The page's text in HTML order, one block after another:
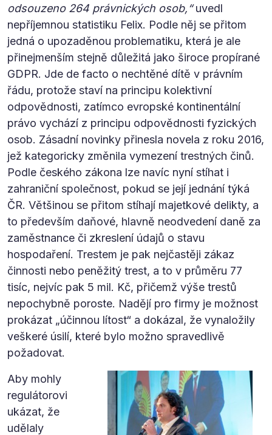
odsouzeno 264 právnických osob,“uvedl
nepříjemnou statistiku Felix. Podle něj se přitom
jedná o upozaděnou problematiku, která je ale
přinejmenším stejně důležitá jako široce propírané
GDPR. Jde de facto o nechtěné dítě v právním
řádu, protože staví na principu kolektivní
odpovědnosti, zatímco evropské kontinentální
právo vychází z principu odpovědnosti fyzických
osob. Zásadní novinky přinesla novela z roku 2016,
jež kategoricky změnila vymezení trestných činů.
Podle českého zákona lze navíc nyní stíhat i
zahraniční společnost, pokud se její jednání týká
ČR. Většinou se přitom stíhají majetkové delikty, a
to především daňové, hlavně neodvedení daně za
zaměstnance či zkreslení údajů o stavu
hospodaření. Trestem je pak nejčastěji zákaz
činnosti nebo peněžitý trest, a to v průměru 77
tisíc, nejvíc pak 5 mil. Kč, přičemž výše trestů
nepochybně poroste. Nadějí pro firmy je možnost
prokázat „účinnou lítost“ a dokázal, že vynaložily
veškeré úsilí, které bylo možno spravedlivě
požadovat.
Aby mohly
regulátorovi
ukázat, že
udělaly